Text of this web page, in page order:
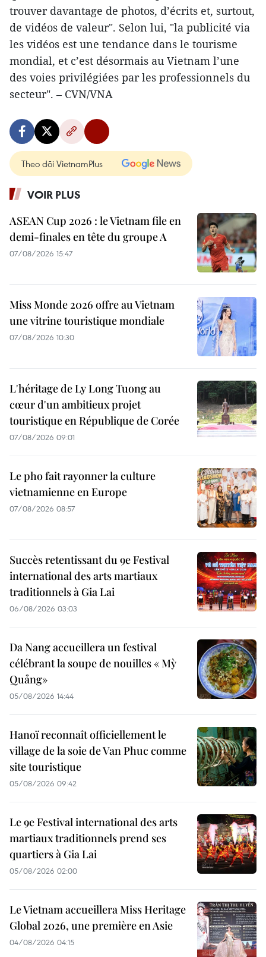
trouver davantage de photos, d’écrits et, surtout,
de vidéos de valeur". Selon lui, "la publicité via
les vidéos est une tendance dans le tourisme
mondial, et c’est désormais au Vietnam l’une
des voies privilégiées par les professionnels du
secteur". – CVN/VNA
Theo dõi VietnamPlus
VOIR PLUS
ASEAN Cup 2026 : le Vietnam file en
demi-finales en tête du groupe A
07/08/2026 15:47
Miss Monde 2026 offre au Vietnam
une vitrine touristique mondiale
07/08/2026 10:30
L'héritage de Ly Long Tuong au
cœur d'un ambitieux projet
touristique en République de Corée
07/08/2026 09:01
Le pho fait rayonner la culture
vietnamienne en Europe
07/08/2026 08:57
Succès retentissant du 9e Festival
international des arts martiaux
traditionnels à Gia Lai
06/08/2026 03:03
Da Nang accueillera un festival
célébrant la soupe de nouilles « Mỳ
Quảng»
05/08/2026 14:44
Hanoï reconnaît officiellement le
village de la soie de Van Phuc comme
site touristique
05/08/2026 09:42
Le 9e Festival international des arts
martiaux traditionnels prend ses
quartiers à Gia Lai
05/08/2026 02:00
Le Vietnam accueillera Miss Heritage
Global 2026, une première en Asie
04/08/2026 04:15